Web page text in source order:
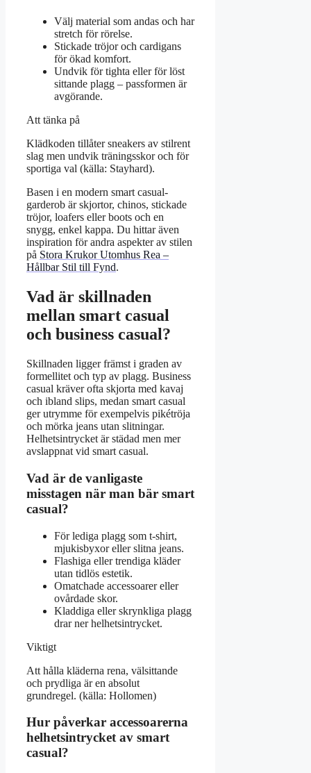
Välj material som andas och har
stretch för rörelse.
Stickade tröjor och cardigans
för ökad komfort.
Undvik för tighta eller för löst
sittande plagg – passformen är
avgörande.
Att tänka på
Klädkoden tillåter sneakers av stilrent
slag men undvik träningsskor och för
sportiga val (källa: Stayhard).
Basen i en modern smart casual-
garderob är skjortor, chinos, stickade
tröjor, loafers eller boots och en
snygg, enkel kappa. Du hittar även
inspiration för andra aspekter av stilen
på Stora Krukor Utomhus Rea –
Hållbar Stil till Fynd.
Vad är skillnaden
mellan smart casual
och business casual?
Skillnaden ligger främst i graden av
formellitet och typ av plagg. Business
casual kräver ofta skjorta med kavaj
och ibland slips, medan smart casual
ger utrymme för exempelvis pikétröja
och mörka jeans utan slitningar.
Helhetsintrycket är städad men mer
avslappnat vid smart casual.
Vad är de vanligaste
misstagen när man bär smart
casual?
För lediga plagg som t-shirt,
mjukisbyxor eller slitna jeans.
Flashiga eller trendiga kläder
utan tidlös estetik.
Omatchade accessoarer eller
ovårdade skor.
Kladdiga eller skrynkliga plagg
drar ner helhetsintrycket.
Viktigt
Att hålla kläderna rena, välsittande
och prydliga är en absolut
grundregel. (källa: Hollomen)
Hur påverkar accessoarerna
helhetsintrycket av smart
casual?